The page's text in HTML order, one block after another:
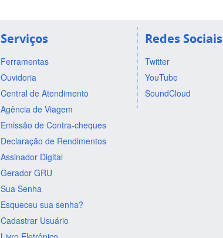
Serviços
Ferramentas
Ouvidoria
Central de Atendimento
Agência de Viagem
Emissão de Contra-cheques
Declaração de Rendimentos
Assinador Digital
Gerador GRU
Sua Senha
Esqueceu sua senha?
Cadastrar Usuário
Redes Sociais
Twitter
YouTube
SoundCloud